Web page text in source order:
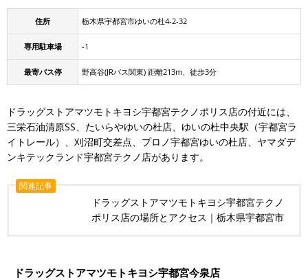
住所 栃木県宇都宮市ゆいの杜4-2-32
専用駐車場 -1
最寄バス停 野高谷(JRバス関東) 距離213m、徒歩3分
ドラッグストアマツモトキヨシ宇都宮テクノポリス店の付近には、
三栄石油清原SS、たいらやゆいの杜店、ゆいの杜中央駅（宇都宮ラ
イトレール）、刈沼町交差点、プロノ宇都宮ゆいの杜店、ヤマダデ
ンキテックランド宇都宮テクノ店があります。
関連記事
ドラッグストアマツモトキヨシ宇都宮テクノ
ポリス店の場所とアクセス｜栃木県宇都宮市
ドラッグストアマツモトキヨシ宇都宮今泉店